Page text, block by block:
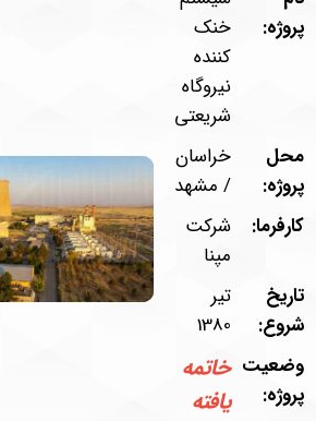
پروژه:
خنک
كننده
نيروگاه
شريعتی
محل
پروژه:
خراسان
/ مشهد
کارفرما:
شركت
مپنا
تاریخ
شروع:
تیر
1380
وضعیت
پروژه:
خاتمه
یافته